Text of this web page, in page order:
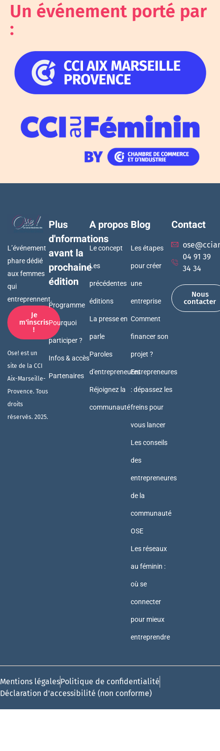
Un événement porté par
:
L’événement
phare dédié
aux femmes
qui
entreprennent.
Je
m'inscris
!
Ose! est un
site de la CCI
Aix-Marseille-
Provence. Tous
droits
réservés. 2025.
Plus
d'nformations
avant la
prochaine
édition
Programme
Pourquoi
participer ?
Infos & accès
Partenaires
A propos
Le concept
Les
précédentes
éditions
La presse en
parle
Paroles
d'entrepreneures
Réjoignez la
communauté
Blog
Les étapes
pour créer
une
entreprise
Comment
financer son
projet ?
Entrepreneures
: dépassez les
freins pour
vous lancer
Les conseils
des
entrepreneures
de la
communauté
OSE
Les réseaux
au féminin :
où se
connecter
pour mieux
entreprendre
Contact
04 91 39
34 34
Nous
contacter
Mentions légalesPolitique de confidentialité
Déclaration d'accessibilité (non conforme)